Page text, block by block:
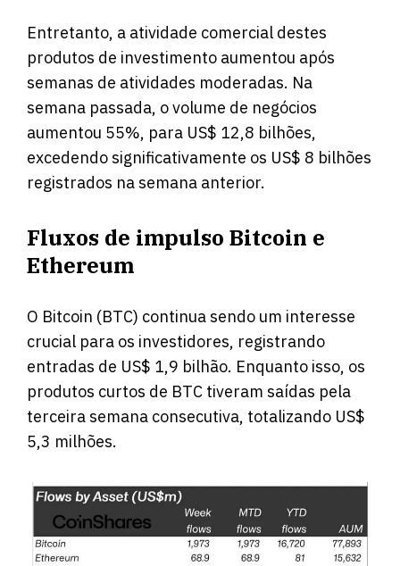
Entretanto, a atividade comercial destes
produtos de investimento aumentou após
semanas de atividades moderadas. Na
semana passada, o volume de negócios
aumentou 55%, para US$ 12,8 bilhões,
excedendo significativamente os US$ 8 bilhões
registrados na semana anterior.
Fluxos de impulso Bitcoin e
Ethereum
O Bitcoin (BTC) continua sendo um interesse
crucial para os investidores, registrando
entradas de US$ 1,9 bilhão. Enquanto isso, os
produtos curtos de BTC tiveram saídas pela
terceira semana consecutiva, totalizando US$
5,3 milhões.